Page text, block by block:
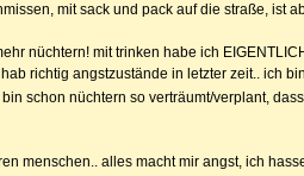
mit sack und pack auf die straße, ist
nüchtern! mit trinken habe ich
richtig angstzustände in letzter zeit.. ich
schon nüchtern so verträumt/verplant,
menschen.. alles macht mir angst, ich